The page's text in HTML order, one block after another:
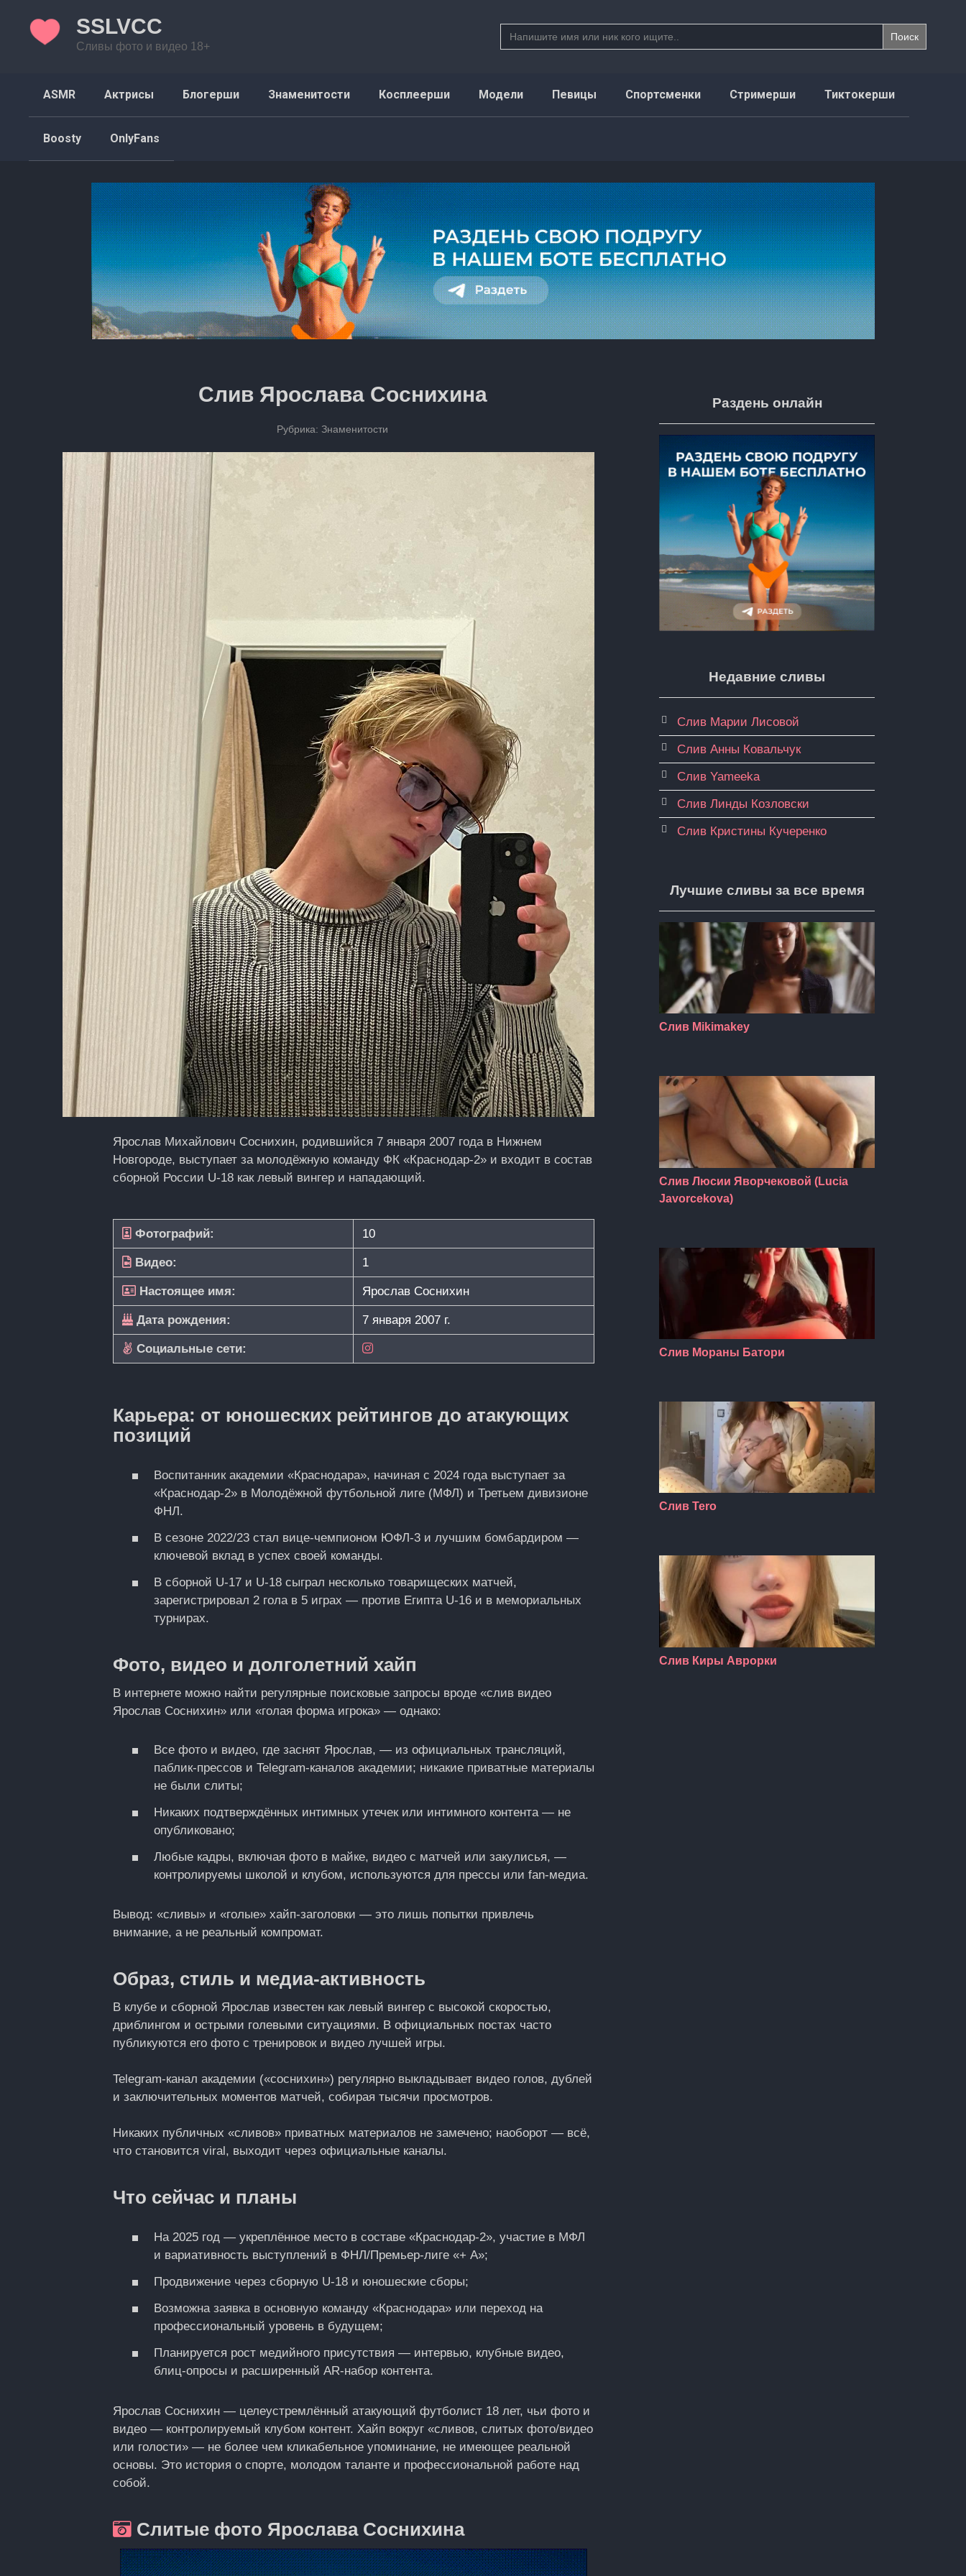
контенту
SSLVCC
Сливы фото и видео 18+
Search
for:
ASMR Актрисы Блогерши Знаменитости Косплеерши Модели Певицы Спортсменки Стримерши Тиктокерши
Boosty OnlyFans
Слив Ярослава Соснихина
Рубрика: Знаменитости
Ярослав Михайлович Соснихин, родившийся 7 января 2007 года в Нижнем
Новгороде, выступает за молодёжную команду ФК «Краснодар‑2» и входит в состав
сборной России U‑18 как левый вингер и нападающий.
Фотографий: 10
Видео: 1
Настоящее имя: Ярослав Соснихин
Дата рождения: 7 января 2007 г.
Социальные сети:
Карьера: от юношеских рейтингов до атакующих
позиций
Воспитанник академии «Краснодара», начиная с 2024 года выступает за
«Краснодар‑2» в Молодёжной футбольной лиге (МФЛ) и Третьем дивизионе
ФНЛ.
В сезоне 2022/23 стал вице-чемпионом ЮФЛ‑3 и лучшим бомбардиром —
ключевой вклад в успех своей команды.
В сборной U‑17 и U‑18 сыграл несколько товарищеских матчей,
зарегистрировал 2 гола в 5 играх — против Египта U‑16 и в мемориальных
турнирах.
Фото, видео и долголетний хайп
В интернете можно найти регулярные поисковые запросы вроде «слив видео
Ярослав Соснихин» или «голая форма игрока» — однако:
Все фото и видео, где заснят Ярослав, — из официальных трансляций,
паблик-прессов и Telegram-каналов академии; никакие приватные материалы
не были слиты;
Никаких подтверждённых интимных утечек или интимного контента — не
опубликовано;
Любые кадры, включая фото в майке, видео с матчей или закулисья, —
контролируемы школой и клубом, используются для прессы или fan‑медиа.
Вывод: «сливы» и «голые» хайп-заголовки — это лишь попытки привлечь
внимание, а не реальный компромат.
Образ, стиль и медиа-активность
В клубе и сборной Ярослав известен как левый вингер с высокой скоростью,
дриблингом и острыми голевыми ситуациями. В официальных постах часто
публикуются его фото с тренировок и видео лучшей игры.
Telegram-канал академии («соснихин») регулярно выкладывает видео голов, дублей
и заключительных моментов матчей, собирая тысячи просмотров.
Никаких публичных «сливов» приватных материалов не замечено; наоборот — всё,
что становится viral, выходит через официальные каналы.
Что сейчас и планы
На 2025 год — укреплённое место в составе «Краснодар‑2», участие в МФЛ
и вариативность выступлений в ФНЛ/Премьер-лиге «+ А»;
Продвижение через сборную U‑18 и юношеские сборы;
Возможна заявка в основную команду «Краснодара» или переход на
профессиональный уровень в будущем;
Планируется рост медийного присутствия — интервью, клубные видео,
блиц‑опросы и расширенный AR-набор контента.
Ярослав Соснихин — целеустремлённый атакующий футболист 18 лет, чьи фото и
видео — контролируемый клубом контент. Хайп вокруг «сливов, слитых фото/видео
или голости» — не более чем кликабельное упоминание, не имеющее реальной
основы. Это история о спорте, молодом таланте и профессиональной работе над
собой.
Слитые фото Ярослава Соснихина
Раздень онлайн
Недавние сливы
Слив Марии Лисовой
Слив Анны Ковальчук
Слив Yameeka
Слив Линды Козловски
Слив Кристины Кучеренко
Лучшие сливы за все время
Слив Mikimakey
Слив Люсии Яворчековой (Lucia
Javorcekova)
Слив Мораны Батори
Слив Tero
Слив Киры Аврорки